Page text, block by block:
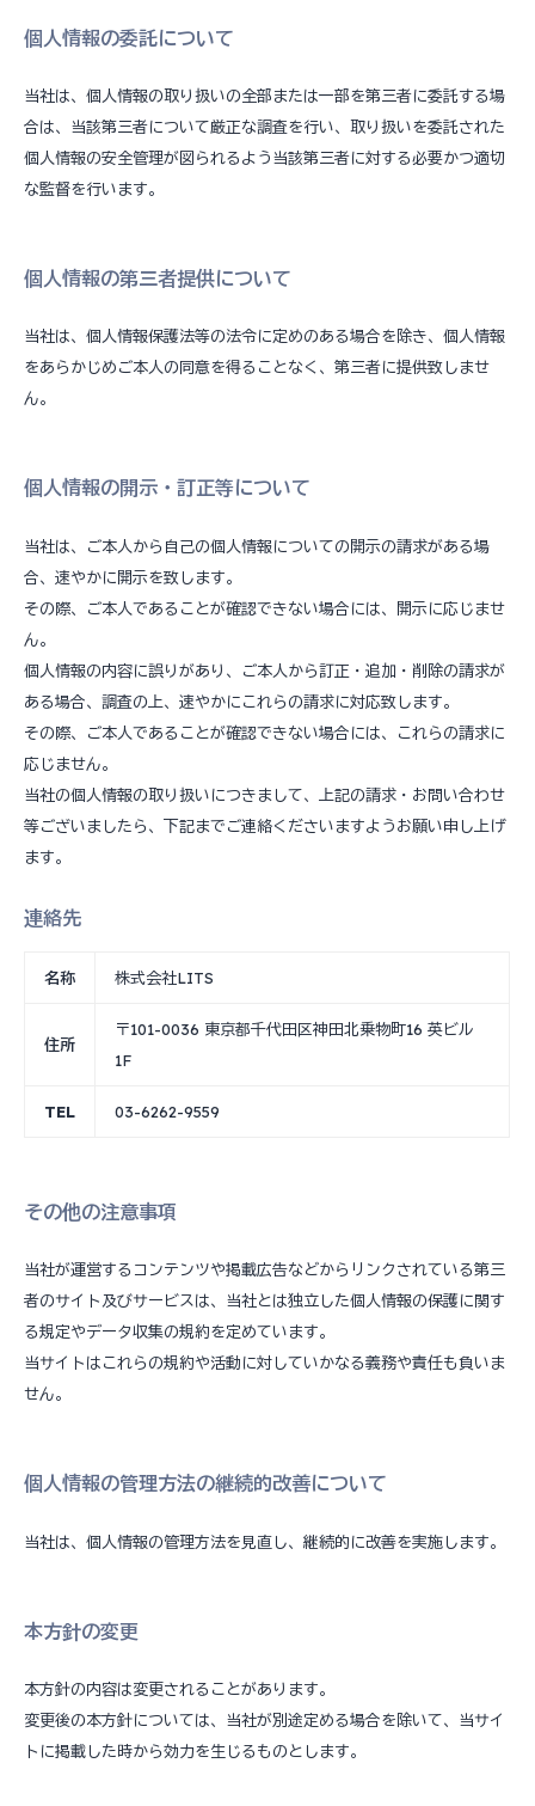
個人情報の委託について
当社は、個人情報の取り扱いの全部または一部を第三者に委託する場
合は、当該第三者について厳正な調査を行い、取り扱いを委託された
個人情報の安全管理が図られるよう当該第三者に対する必要かつ適切
な監督を行います。
個人情報の第三者提供について
当社は、個人情報保護法等の法令に定めのある場合を除き、個人情報
をあらかじめご本人の同意を得ることなく、第三者に提供致しませ
ん。
個人情報の開示・訂正等について
当社は、ご本人から自己の個人情報についての開示の請求がある場
合、速やかに開示を致します。
その際、ご本人であることが確認できない場合には、開示に応じませ
ん。
個人情報の内容に誤りがあり、ご本人から訂正・追加・削除の請求が
ある場合、調査の上、速やかにこれらの請求に対応致します。
その際、ご本人であることが確認できない場合には、これらの請求に
応じません。
当社の個人情報の取り扱いにつきまして、上記の請求・お問い合わせ
等ございましたら、下記までご連絡くださいますようお願い申し上げ
ます。
連絡先
名称 株式会社LITS
住所
〒101-0036 東京都千代田区神田北乗物町16 英ビル
1F
TEL 03-6262-9559
その他の注意事項
当社が運営するコンテンツや掲載広告などからリンクされている第三
者のサイト及びサービスは、当社とは独立した個人情報の保護に関す
る規定やデータ収集の規約を定めています。
当サイトはこれらの規約や活動に対していかなる義務や責任も負いま
せん。
個人情報の管理方法の継続的改善について
当社は、個人情報の管理方法を見直し、継続的に改善を実施します。
本方針の変更
本方針の内容は変更されることがあります。
変更後の本方針については、当社が別途定める場合を除いて、当サイ
トに掲載した時から効力を生じるものとします。